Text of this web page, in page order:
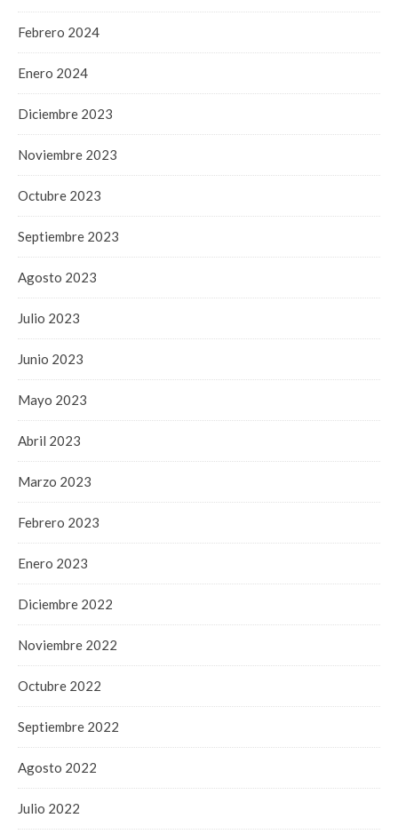
Febrero 2024
Enero 2024
Diciembre 2023
Noviembre 2023
Octubre 2023
Septiembre 2023
Agosto 2023
Julio 2023
Junio 2023
Mayo 2023
Abril 2023
Marzo 2023
Febrero 2023
Enero 2023
Diciembre 2022
Noviembre 2022
Octubre 2022
Septiembre 2022
Agosto 2022
Julio 2022